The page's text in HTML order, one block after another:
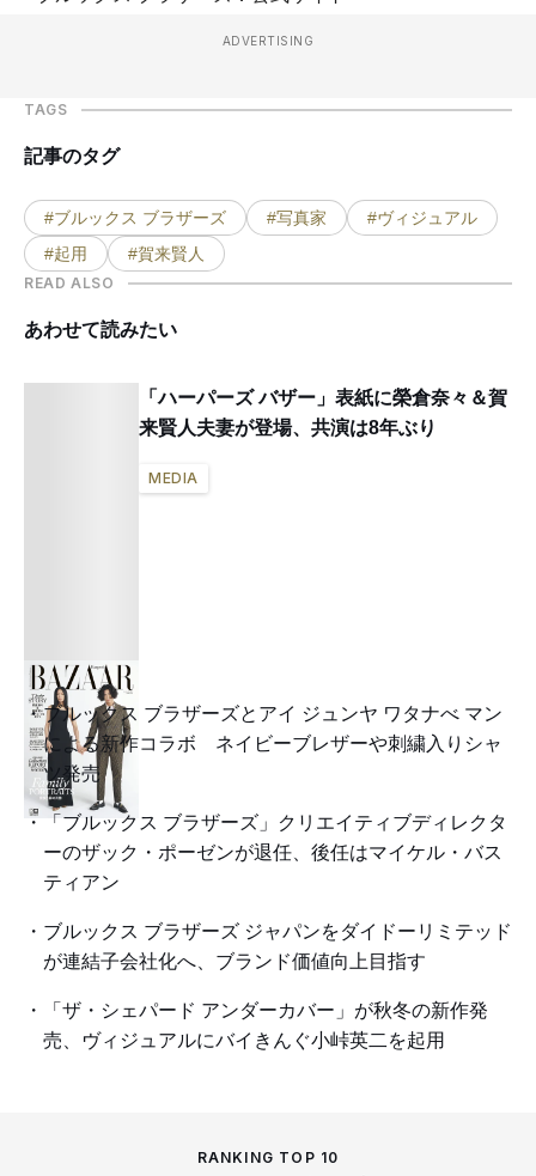
ADVERTISING
TAGS
記事のタグ
#ブルックス ブラザーズ #写真家
#ヴィジュアル
#起用
#賀来賢人
READ ALSO
あわせて読みたい
「ハーパーズ バザー」表紙に榮倉奈々＆賀
来賢人夫妻が登場、共演は8年ぶり
MEDIA
ブルックス ブラザーズとアイ ジュンヤ ワタナべ マン
による新作コラボ ネイビーブレザーや刺繍入りシャ
ツ発売
「ブルックス ブラザーズ」クリエイティブディレクタ
ーのザック・ポーゼンが退任、後任はマイケル・バス
ティアン
ブルックス ブラザーズ ジャパンをダイドーリミテッド
が連結子会社化へ、ブランド価値向上目指す
「ザ・シェパード アンダーカバー」が秋冬の新作発
売、ヴィジュアルにバイきんぐ小峠英二を起用
RANKING TOP 10